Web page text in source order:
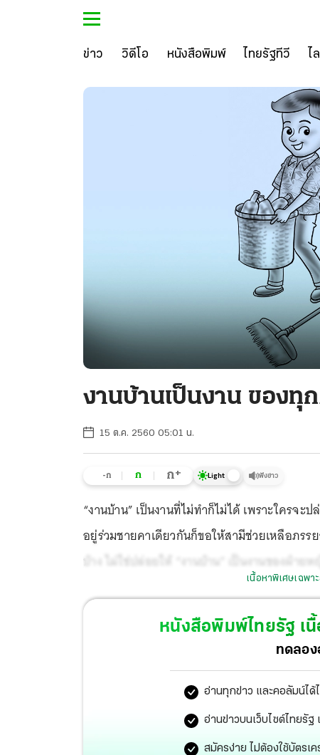
ข่าว วิดีโอ หนังสือพิมพ์ ไทยรัฐทีวี ไ
งานบ้านเป็นงาน ของทุ
15 ต.ค. 2560 05:01 น.
-ก ก ก+ Light ฟังข่าว
“งานบ้าน” เป็นงานที่ไม่ทำก็ไม่ได้ เพราะใครจะ
อยู่ร่วมชายคาเดียวกันก็ขอให้สามีช่วยเหลือภร
บ้าง ไม่ใช่ปล่อยให้ “งานบ้าน” เป็นงานของฝ่า
เดียวนี่นา จึงไม่ควรนิ่งดูดาย และควรเสนอควา
เหนื่อยแล้วเริ่มบ่น เพราะจะเป็นที่มาของความขั
เนื้อหาพิเศษเฉพ
หนังสือพิมพ์ไทยรัฐ เ
ทดลอ
อ่านทุกข่าว และคอลัมน์ได้
อ่านข่าวบนเว็บไซต์ไทยรั
สมัครง่าย ไม่ต้องใช้บัตรเ